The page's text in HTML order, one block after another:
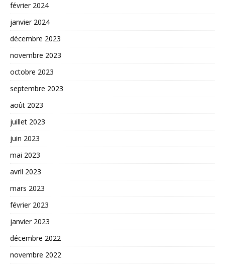
février 2024
janvier 2024
décembre 2023
novembre 2023
octobre 2023
septembre 2023
août 2023
juillet 2023
juin 2023
mai 2023
avril 2023
mars 2023
février 2023
janvier 2023
décembre 2022
novembre 2022